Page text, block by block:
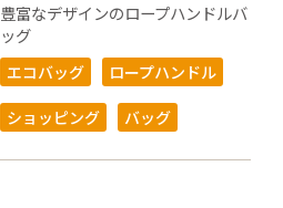
豊富なデザインのロープハンドルバ
ッグ
エコバッグ ロープハンドル
ショッピング バッグ